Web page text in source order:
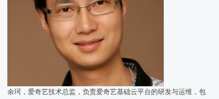
余珂，爱奇艺技术总监，负责爱奇艺基础云平台的研发与运维，包